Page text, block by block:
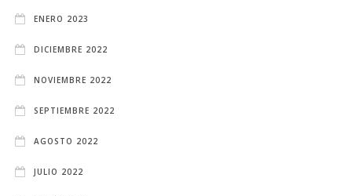
ENERO 2023
DICIEMBRE 2022
NOVIEMBRE 2022
SEPTIEMBRE 2022
AGOSTO 2022
JULIO 2022